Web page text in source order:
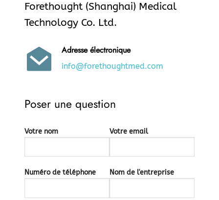
Forethought (Shanghai) Medical
Technology Co. Ltd.
Adresse électronique
info@forethoughtmed.com
Poser une question
Votre nom Votre email
Numéro de téléphone Nom de l'entreprise